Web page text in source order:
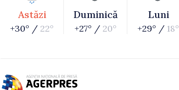
Astăzi
+30° / 22°
Duminică
+27° / 20°
Luni
+29° / 18°